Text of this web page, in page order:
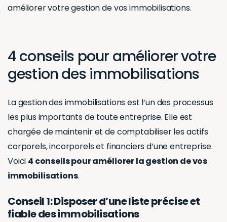
améliorer votre gestion de vos immobilisations.
4 conseils pour améliorer votre
gestion des immobilisations
La gestion des immobilisations est l’un des processus
les plus importants de toute entreprise. Elle est
chargée de maintenir et de comptabiliser les actifs
corporels, incorporels et financiers d’une entreprise.
Voici 4 conseils pour améliorer la gestion de vos
immobilisations.
Conseil 1: Disposer d’une liste précise et
fiable des immobilisations